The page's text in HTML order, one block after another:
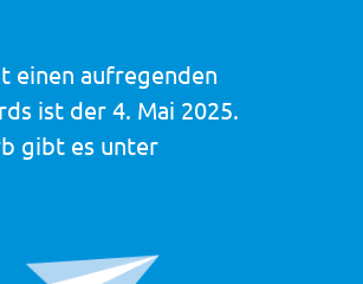
einen aufregenden
ist der 4. Mai 2025.
gibt es unter